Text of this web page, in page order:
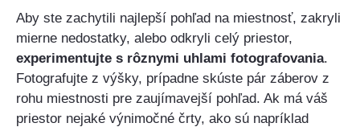
Aby ste zachytili najlepší pohľad na miestnosť, zakryli
mierne nedostatky, alebo odkryli celý priestor,
experimentujte s rôznymi uhlami fotografovania.
Fotografujte z výšky, prípadne skúste pár záberov z
rohu miestnosti pre zaujímavejší pohľad. Ak má váš
priestor nejaké výnimočné črty, ako sú napríklad